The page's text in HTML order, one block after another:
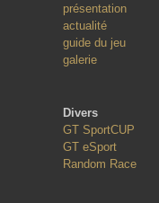
présentation
actualité
guide du jeu
galerie
Divers
GT SportCUP
GT eSport
Random Race